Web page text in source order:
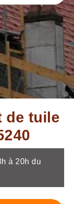
de tuile
à 20h du